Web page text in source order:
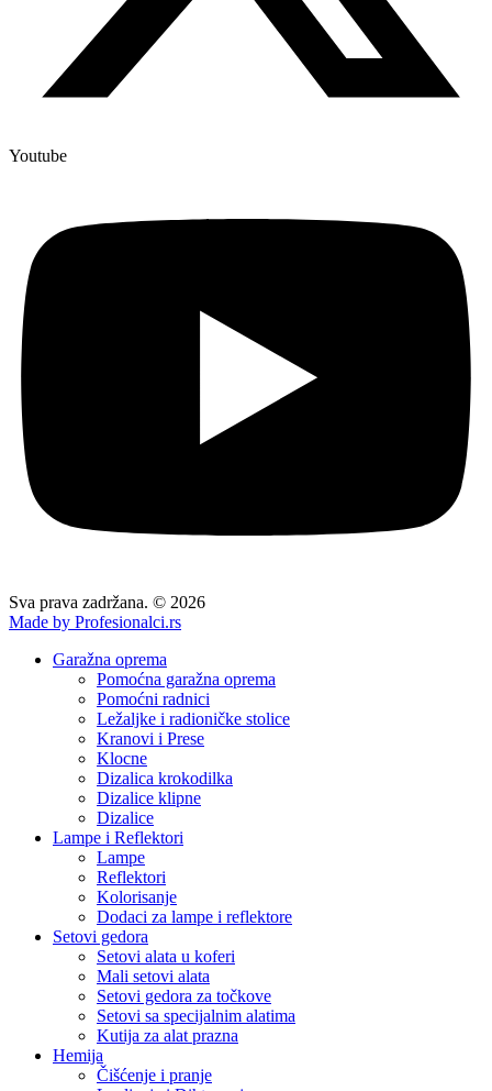
Youtube
Sva prava zadržana. © 2026
Made by Profesionalci.rs
Garažna oprema
Pomoćna garažna oprema
Pomoćni radnici
Ležaljke i radioničke stolice
Kranovi i Prese
Klocne
Dizalica krokodilka
Dizalice klipne
Dizalice
Lampe i Reflektori
Lampe
Reflektori
Kolorisanje
Dodaci za lampe i reflektore
Setovi gedora
Setovi alata u koferi
Mali setovi alata
Setovi gedora za točkove
Setovi sa specijalnim alatima
Kutija za alat prazna
Hemija
Čišćenje i pranje